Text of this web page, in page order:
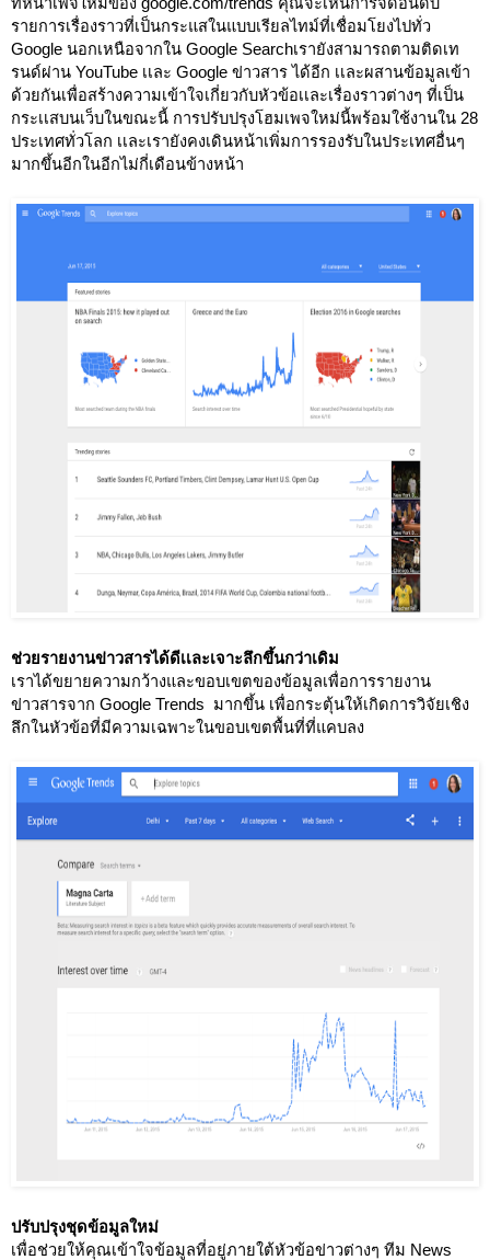
รายการเรื่องราวที่เป็นกระแสในแบบเรียลไทม์ที่เชื่อมโยงไปทั่ว
Google นอกเหนือจากใน Google Searchเรายังสามารถตามติดเท
รนด์ผ่าน YouTube เเละ Google ข่าวสาร ได้อีก เเละผสานข้อมูลเข้า
ด้วยกันเพื่อสร้างความเข้าใจเกี่ยวกับหัวข้อเเละเรื่องราวต่างๆ ที่เป็น
กระเเสบนเว็บในขณะนี้ การปรับปรุงโฮมเพจใหม่นี้พร้อมใช้งานใน 28
ประเทศทั่วโลก เเละเรายังคงเดินหน้าเพิ่มการรองรับในประเทศอื่นๆ
มากขึ้นอีกในอีกไม่กี่เดือนข้างหน้า
ช่วยรายงานข่าวสารได้ดีเเละเจาะลึกขึ้นกว่าเดิม
เราได้ขยายความกว้างและขอบเขตของข้อมูลเพื่อการรายงาน
ข่าวสารจาก Google Trends  มากขึ้น เพื่อกระตุ้นให้เกิดการวิจัยเชิง
ลึกในหัวข้อที่มีความเฉพาะในขอบเขตพื้นที่ที่แคบลง
ปรับปรุงชุดข้อมูลใหม่
เพื่อช่วยให้คุณเข้าใจข้อมูลที่อยู่ภายใต้หัวข้อข่าวต่างๆ ทีม News